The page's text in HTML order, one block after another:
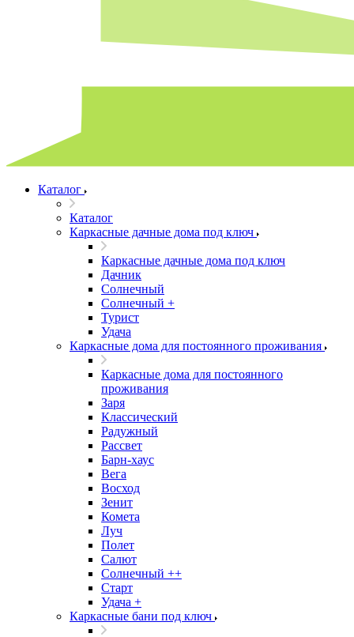
Каталог
Каталог
Каркасные дачные дома под ключ
Каркасные дачные дома под ключ
Дачник
Солнечный
Солнечный +
Турист
Удача
Каркасные дома для постоянного проживания
Каркасные дома для постоянного
проживания
Заря
Классический
Радужный
Рассвет
Барн-хаус
Вега
Восход
Зенит
Комета
Луч
Полет
Салют
Солнечный ++
Старт
Удача +
Каркасные бани под ключ